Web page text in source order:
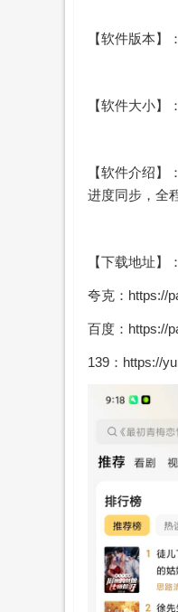
【软件版本】
【软件大小】
【软件介绍
进度同步，全
【下载地址】：
夸克：https://
百度：https://
139：https://